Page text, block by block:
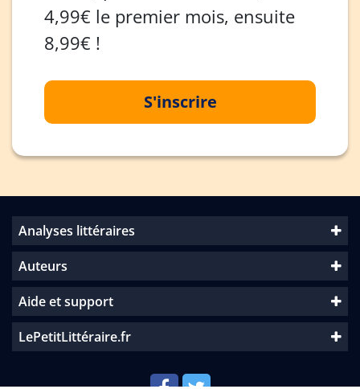
4,99€ le premier mois, ensuite
8,99€ !
S'inscrire
Analyses littéraires
Auteurs
Aide et support
LePetitLittéraire.fr